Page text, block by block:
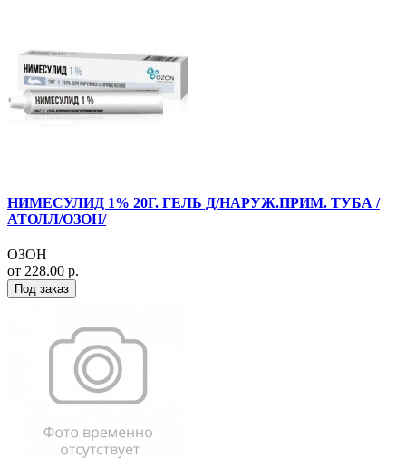
НИМЕСУЛИД 1% 20Г. ГЕЛЬ Д/НАРУЖ.ПРИМ. ТУБА /
АТОЛЛ/ОЗОН/
ОЗОН
от 228.00 р.
Под заказ